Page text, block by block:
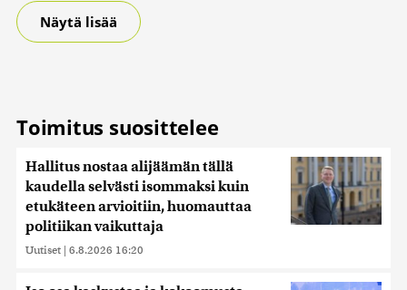
Näytä lisää
Toimitus suosittelee
Hallitus nostaa alijäämän tällä
kaudella selvästi isommaksi kuin
etukäteen arvioitiin, huomauttaa
politiikan vaikuttaja
Uutiset | 6.8.2026 16:20